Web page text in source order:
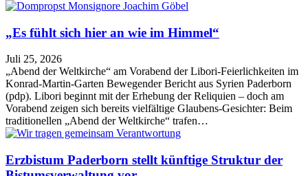
„Es fühlt sich hier an wie im Himmel“
Juli 25, 2026
„Abend der Weltkirche“ am Vorabend der Libori-Feierlichkeiten im
Konrad-Martin-Garten Bewegender Bericht aus Syrien Paderborn
(pdp). Libori beginnt mit der Erhebung der Reliquien – doch am
Vorabend zeigen sich bereits vielfältige Glaubens-Gesichter: Beim
traditionellen „Abend der Weltkirche“ trafen…
Erzbistum Paderborn stellt künftige Struktur der